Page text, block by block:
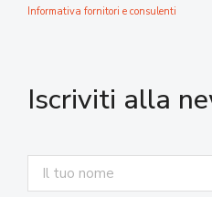
Informativa fornitori e consulenti
Iscriviti alla